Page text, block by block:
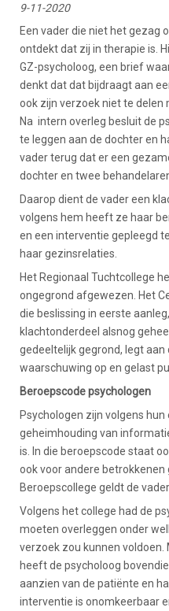
9-11-2020
Een vader die niet het gezag
ontdekt dat zij in therapie is.
GZ-psycholoog, een brief
denkt dat dat bijdraagt aan
ook zijn verzoek niet te delen
Na intern overleg besluit de
te leggen aan de dochter en
vader terug dat er een
dochter en twee
Daarop dient de vader een
volgens hem heeft ze haar
en een interventie gepleegd
haar gezinsrelaties.
Het Regionaal Tuchtcollege
ongegrond afgewezen. Het
die beslissing in eerste
klachtonderdeel alsnog
gedeeltelijk gegrond, legt aan
waarschuwing op en gelast
Beroepscode psychologen
Psychologen zijn volgens
geheimhouding van
is. In die beroepscode staat
ook voor andere betrokkenen
Beroepscollege geldt de
Volgens het college had de
moeten overleggen onder
verzoek zou kunnen
heeft de psycholoog
aanzien van de patiënte en
interventie is onomkeerbaar